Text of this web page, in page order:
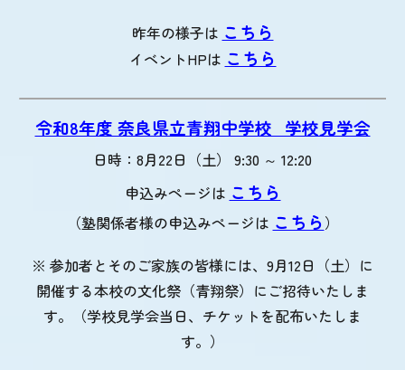
昨年の様子は こちら
イベントHPは こちら
令和8年度 奈良県立青翔中学校_学校見学会
日時：8月22日（土） 9:30 ～ 12:20
申込みページは こちら
（塾関係者様の申込みページは こちら）
※ 参加者とそのご家族の皆様には、9月12日（土）に
開催する本校の文化祭（青翔祭）にご招待いたしま
す。（学校見学会当日、チケットを配布いたしま
す。）